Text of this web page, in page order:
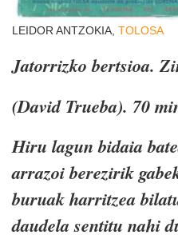
LEIDOR ANTZOKIA, TOLOSA
Jatorrizko bertsioa.
(David Trueba). 70
Hiru lagun bidaia
arrazoi berezirik
buruak harritzea
daudela sentitu nahi